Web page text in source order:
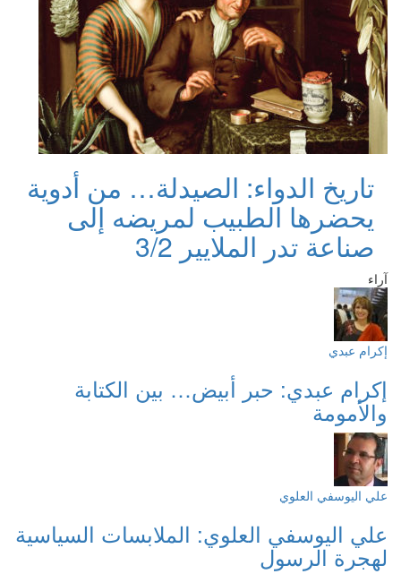
تاريخ الدواء: الصيدلة… من أدوية
يحضرها الطبيب لمريضه إلى
صناعة تدر الملايير 3/2
آراء
إكرام عبدي
إكرام عبدي: حبر أبيض… بين الكتابة
والأمومة
علي اليوسفي العلوي
علي اليوسفي العلوي: الملابسات السياسية
لهجرة الرسول